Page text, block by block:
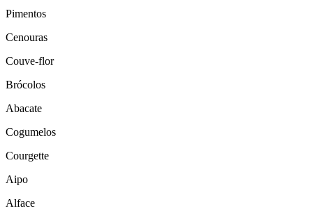
Pimentos
Cenouras
Couve-flor
Brócolos
Abacate
Cogumelos
Courgette
Aipo
Alface